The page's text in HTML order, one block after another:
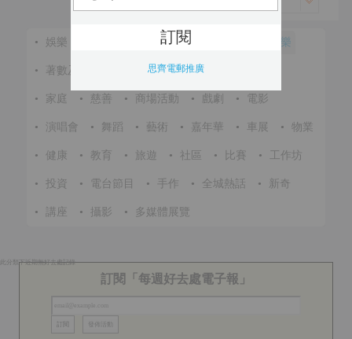
• 娛樂 • 節慶 音樂
• 著數及優惠 • 體育 •
• 家庭 • 慈善 • 商場活動 • 戲劇 • 電影
• 演唱會 • 舞蹈 • 藝術 • 嘉年華 • 車展 • 物業
• 健康 • 教育 • 旅遊 • 社區 • 比賽 • 工作坊
• 投資 • 電台節目 • 手作 • 全城熱話 • 新奇
• 講座 • 攝影 • 多媒體展覽
此分類下近期無好去處記錄
訂閱「每週好去處電子報」
思齊電郵推廣